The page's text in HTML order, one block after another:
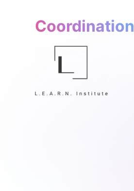
Coordination